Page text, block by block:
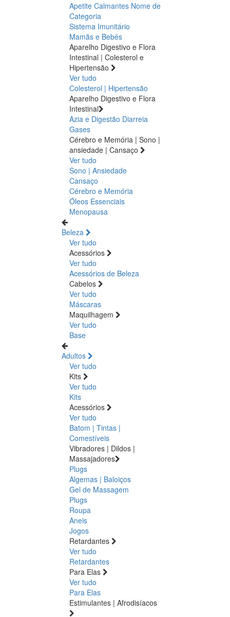
Apetite Calmantes Nome de
Categoria
Sistema Imunitário
Mamãs e Bebés
Aparelho Digestivo e Flora
Intestinal | Colesterol e
Hipertensão
Ver tudo
Colesterol | Hipertensão
Aparelho Digestivo e Flora
Intestinal
Azia e Digestão Diarreia
Gases
Cérebro e Memória | Sono |
ansiedade | Cansaço
Ver tudo
Sono | Ansiedade
Cansaço
Cérebro e Memória
Óleos Essenciais
Menopausa
Beleza
Ver tudo
Acessórios
Ver tudo
Acessórios de Beleza
Cabelos
Ver tudo
Máscaras
Maquilhagem
Ver tudo
Base
Adultos
Ver tudo
Kits
Ver tudo
Kits
Acessórios
Ver tudo
Batom | Tintas |
Comestíveis
Vibradores | Dildos |
Massajadores
Plugs
Algemas | Baloiços
Gel de Massagem
Plugs
Roupa
Aneis
Jogos
Retardantes
Ver tudo
Retardantes
Para Elas
Ver tudo
Para Elas
Estimulantes | Afrodisíacos